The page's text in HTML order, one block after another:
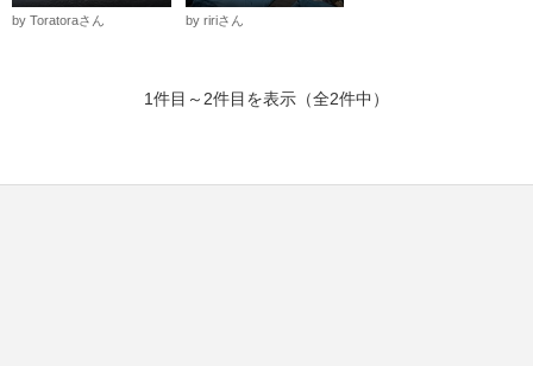
by Toratoraさん
by ririさん
1件目～2件目を表示（全2件中）